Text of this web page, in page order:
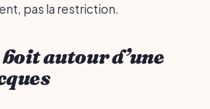
pas la restriction.
boit autour d’une